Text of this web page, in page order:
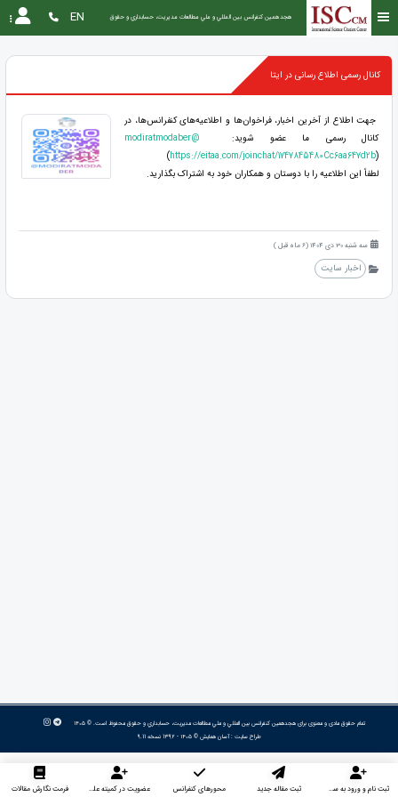
هجدهمین كنفرانس بين المللي و ملي مطالعات مديريت، حسابداري و حقوق EN
کانال رسمی اطلاع رسانی در ایتا
جهت اطلاع از آخرین اخبار، فراخوان‌ها و اطلاعیه‌های کنفرانس‌ها، در
کانال رسمی ما عضو شوید:modiratmodaber@
(https://eitaa.com/joinchat/1747845480Cc6aa647d2b)
لطفاً این اطلاعیه را با دوستان و همکاران خود به اشتراک بگذارید.
سه شنبه 30 دی 1404 (6 ماه قبل )
اخبار سایت
تمام حقوق مادی و معنوی برای هجدهمین كنفرانس بين المللي و ملي مطالعات مديريت، حسابداري و حقوق محفوظ است. © ۱۴۰۵
طراح سایت :آسان همایش © ۱۴۰۵ - 1392 نسخه 9.11
ثبت نام و ورود به سایت ثبت مقاله جدید محورهای کنفرانس عضویت در کمیته علمی داوران فرمت نگارش مقالات